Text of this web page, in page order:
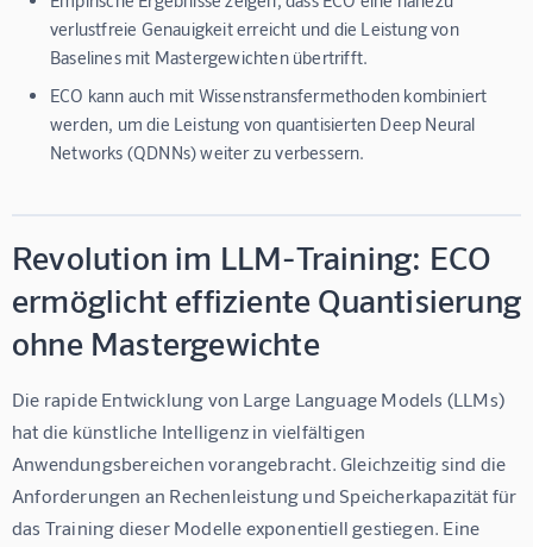
verlustfreie Genauigkeit erreicht und die Leistung von
Baselines mit Mastergewichten übertrifft.
ECO kann auch mit Wissenstransfermethoden kombiniert
werden, um die Leistung von quantisierten Deep Neural
Networks (QDNNs) weiter zu verbessern.
Revolution im LLM-Training: ECO
ermöglicht effiziente Quantisierung
ohne Mastergewichte
Die rapide Entwicklung von Large Language Models (LLMs)
hat die künstliche Intelligenz in vielfältigen
Anwendungsbereichen vorangebracht. Gleichzeitig sind die
Anforderungen an Rechenleistung und Speicherkapazität für
das Training dieser Modelle exponentiell gestiegen. Eine